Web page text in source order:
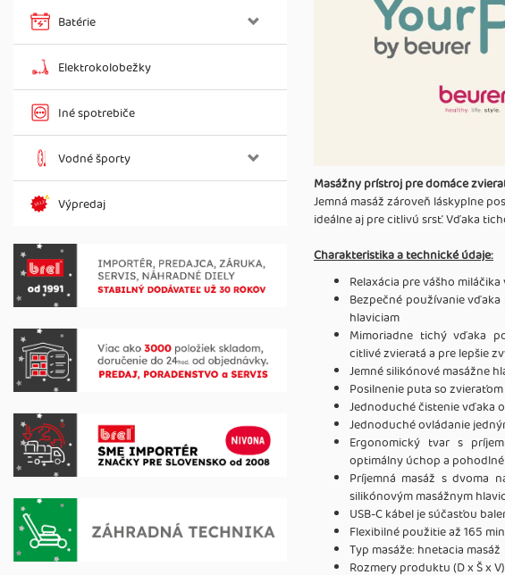
Batérie
Elektrokolobežky
Iné spotrebiče
Vodné športy
Výpredaj
Masážny prístroj pre domáce
Jemná masáž zároveň láskyplne
ideálne aj pre citlivú srsť. Vďaka
Charakteristika a technické údaje:
Relaxácia pre vášho
Bezpečné používanie
hlaviciam
Mimoriadne tichý vďaka
citlivé zvieratá a pre lepšie
Jemné silikónové masážne
Posilnenie puta so
Jednoduché čistenie vďaka
Jednoduché ovládanie
Ergonomický tvar s
optimálny úchop a
Príjemná masáž s dvoma
silikónovým masážnym
USB-C kábel je súčasťou
Flexibilné použitie až 165
Typ masáže: hnetacia masáž
Rozmery produktu (D x Š x